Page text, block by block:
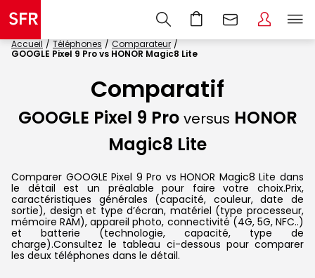
Accueil Téléphones
Comparateur
GOOGLE Pixel 9 Pro vs HONOR Magic8 Lite
Comparatif
GOOGLE Pixel 9 Pro versus HONOR
Magic8 Lite
Comparer GOOGLE Pixel 9 Pro vs HONOR Magic8 Lite dans
le détail est un préalable pour faire votre choix.Prix,
caractéristiques générales (capacité, couleur, date de
sortie), design et type d’écran, matériel (type processeur,
mémoire RAM), appareil photo, connectivité (4G, 5G, NFC..)
et batterie (technologie, capacité, type de
charge).Consultez le tableau ci-dessous pour comparer
les deux téléphones dans le détail.